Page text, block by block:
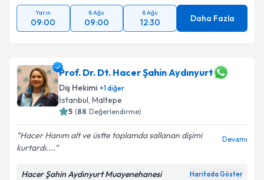
Yarın
09:00
8 Ağu
09:00
8 Ağu
12:30 Daha Fazla
Prof. Dr. Dt. Hacer Şahin Aydınyurt
Diş Hekimi +1diğer
İstanbul, Maltepe
5 (88 Değerlendirme)
Hacer Hanım alt ve üstte toplamda sallanan dişimi
kurtardı....
Devamı
Hacer Şahin Aydınyurt Muayenehanesi Haritada Göster